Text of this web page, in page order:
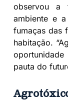
observou a
ambiente e
fumaças das
habitação.
oportunidade
pauta do